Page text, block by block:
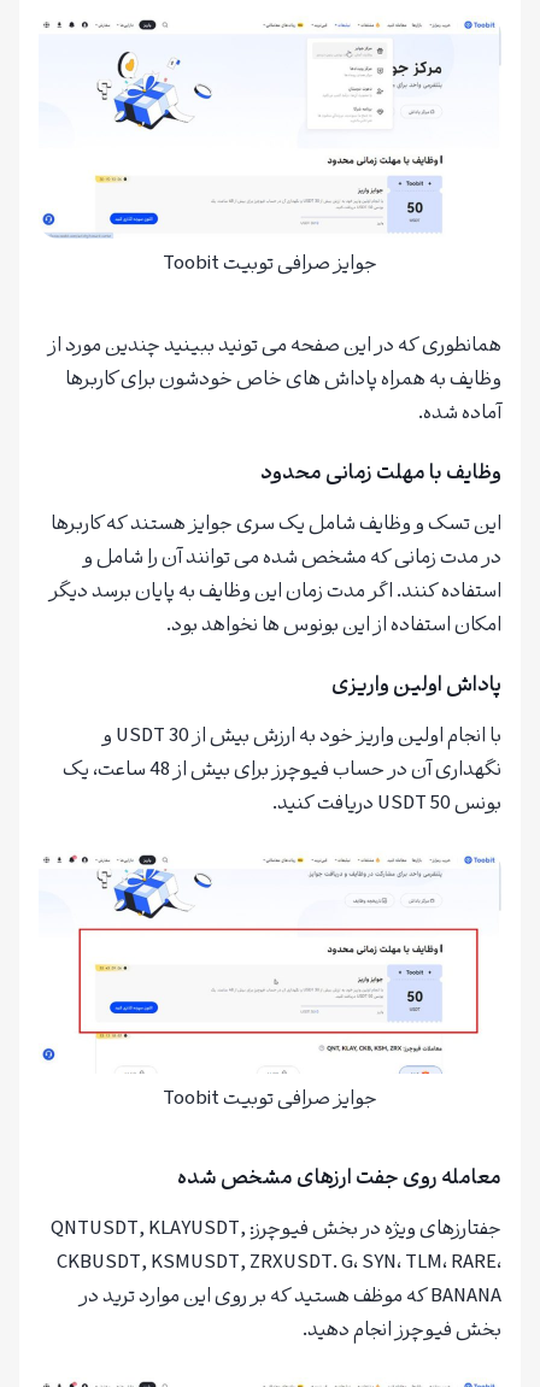
جوایز صرافی توبیت Toobit
همانطوری که در این صفحه می تونید ببینید چندین مورد از
وظایف به همراه پاداش های خاص خودشون برای کاربرها
آماده شده.
وظایف با مهلت زمانی محدود
این تسک و وظایف شامل یک سری جوایز هستند که کاربرها
در مدت زمانی که مشخص شده می توانند آن را شامل و
استفاده کنند. اگر مدت زمان این وظایف به پایان برسد دیگر
امکان استفاده از این بونوس ها نخواهد بود.
پاداش اولین واریزی
با انجام اولین واریز خود به ارزش بیش از 30 USDT و
نگهداری آن در حساب فیوچرز برای بیش از 48 ساعت، یک
بونس 50 USDT دریافت کنید.
جوایز صرافی توبیت Toobit
معامله روی جفت ارزهای مشخص شده
جفتارزهای ویژه در بخش فیوچرز: QNTUSDT, KLAYUSDT,
CKBUSDT, KSMUSDT, ZRXUSDT. G، SYN، TLM، RARE،
BANANA که موظف هستید که بر روی این موارد ترید در
بخش فیوچرز انجام دهید.